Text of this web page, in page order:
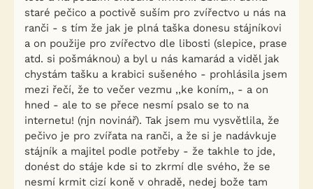
staré pečico a poctivě suším pro zvířectvo u nás na
ranči - s tím že jak je plná taška donesu stájníkovi
a on použije pro zvířectvo dle libosti (slepice, prase
atd. si pošmáknou) a byl u nás kamarád a viděl jak
chystám tašku a krabici sušeného - prohlásila jsem
mezi řečí, že to večer vezmu ,,ke koním,, - a on
hned - ale to se přece nesmí psalo se to na
internetu! (njn novinář). Tak jsem mu vysvětlila, že
pečivo je pro zvířata na ranči, a že si je nadávkuje
stájník a majitel podle potřeby - že takhle to jde,
donést do stáje kde si to zkrmí dle svého, že se
nesmí krmit cizí koně v ohradě, nedej bože tam